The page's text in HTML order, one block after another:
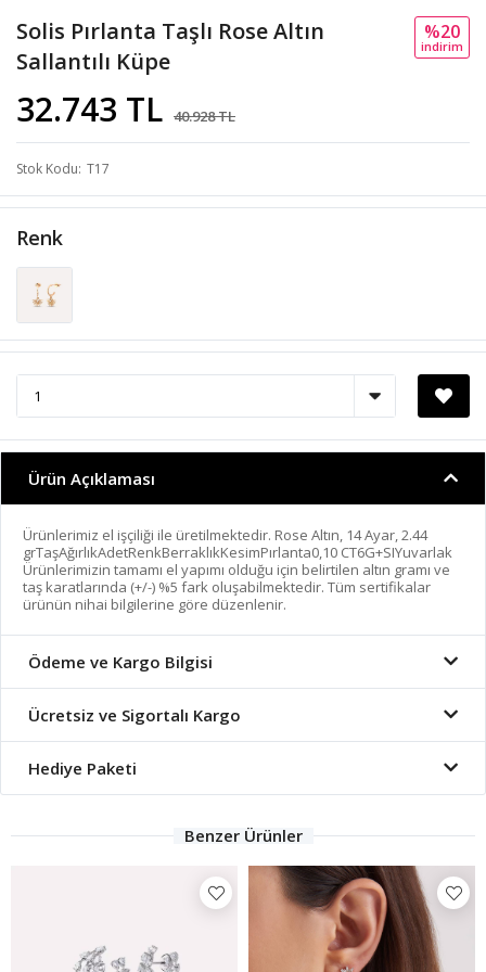
Solis Pırlanta Taşlı Rose Altın
Sallantılı Küpe
32.743 TL 40.928 TL
%20
i̇ndi̇ri̇m
Stok Kodu T17
Renk
Ürün Açıklaması
Ürünlerimiz el işçiliği ile üretilmektedir. Rose Altın, 14 Ayar, 2.44
grTaşAğırlıkAdetRenkBerraklıkKesimPırlanta0,10 CT6G+SIYuvarlak
Ürünlerimizin tamamı el yapımı olduğu için belirtilen altın gramı ve
taş karatlarında (+/-) %5 fark oluşabilmektedir. Tüm sertifikalar
ürünün nihai bilgilerine göre düzenlenir.
Ödeme ve Kargo Bilgisi
Ücretsiz ve Sigortalı Kargo
Hediye Paketi
Benzer Ürünler